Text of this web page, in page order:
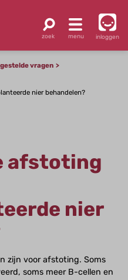
inloggen
vragen
nier behandelen?
afstoting
nier
zijn voor afstoting. Soms
soms meer B-cellen en